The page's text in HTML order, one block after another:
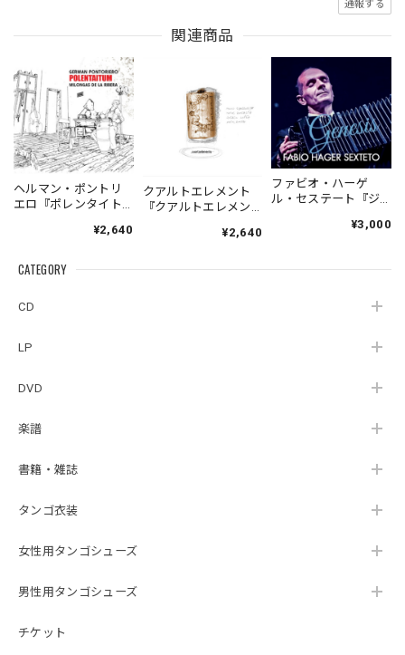
CATEGORY
CD
LP
DVD
楽譜
書籍・雑誌
タンゴ衣装
女性用タンゴシューズ
男性用タンゴシューズ
チケット
通報する
関連商品
ヘルマン・ポントリ
エロ『ポレンタイト
Pontoriero『POLENT
la Ribera』
¥2,640
クアルトエレメント
『クアルトエレメン
Cuartoelemento『Cu
（007RECORDS-27）
¥2,640
ファビオ・ハーゲ
ル・セステート『ジ
¥3,000